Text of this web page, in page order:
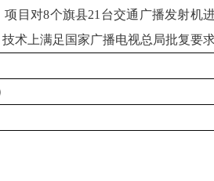
项目对8个旗县21 台交通广播发射机
术上满足国家广播电视总局批复要求